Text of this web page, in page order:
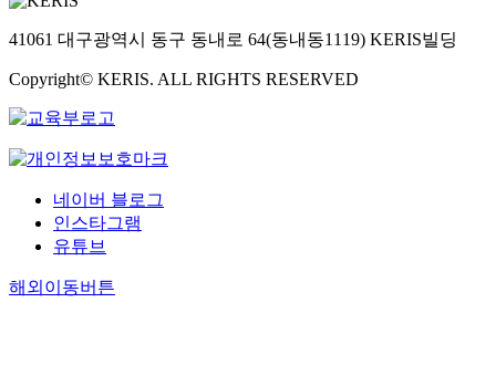
41061 대구광역시 동구 동내로 64(동내동1119) KERIS빌딩
Copyright© KERIS. ALL RIGHTS RESERVED
네이버 블로그
인스타그램
유튜브
해외이동버튼